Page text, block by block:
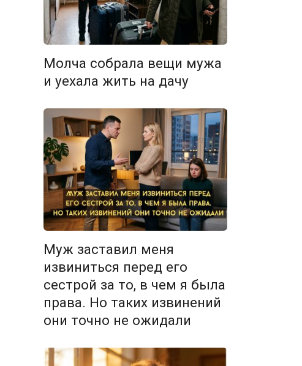
Молча собрала вещи мужа
и уехала жить на дачу
Муж заставил меня
извиниться перед его
сестрой за то, в чем я была
права. Но таких извинений
они точно не ожидали